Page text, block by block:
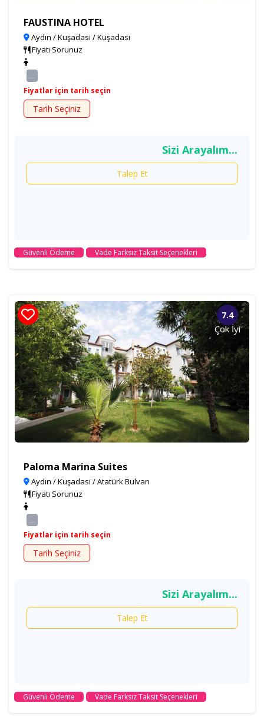
FAUSTINA HOTEL
Aydın / Kuşadasi / Kuşadası
Fiyatı Sorunuz
...
Fiyatlar için tarih seçin
Tarih Seçiniz
Sizi Arayalım...
Talep Et
Güvenli Ödeme Vade Farksız Taksit Seçenekleri
7.4
Çok İyi
Paloma Marina Suites
Aydın / Kuşadasi / Atatürk Bulvarı
Fiyatı Sorunuz
...
Fiyatlar için tarih seçin
Tarih Seçiniz
Sizi Arayalım...
Talep Et
Güvenli Ödeme Vade Farksız Taksit Seçenekleri